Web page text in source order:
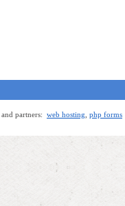
and partners: web hosting php forms